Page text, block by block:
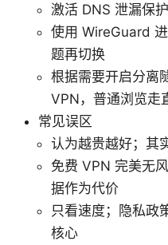
激活 DNS 泄漏保
使用 WireGuard
题再切换
根据需要开启分离
VPN，普通浏览走
常见误区
认为越贵越好；其
免费 VPN 完美无
据作为代价
只看速度；隐私政
核心